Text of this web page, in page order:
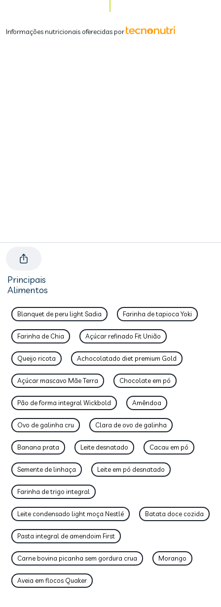
Informações nutricionais oferecidas por
Principais
Alimentos
Blanquet de peru light Sadia Farinha de tapioca Yoki
Farinha de Chia Açúcar refinado Fit União
Queijo ricota Achocolatado diet premium Gold
Açúcar mascavo Mãe Terra Chocolate em pó
Pão de forma integral Wickbold Amêndoa
Ovo de galinha cru Clara de ovo de galinha
Banana prata Leite desnatado Cacau em pó
Semente de linhaça Leite em pó desnatado
Farinha de trigo integral
Leite condensado light moça Nestlé Batata doce cozida
Pasta integral de amendoim First
Carne bovina picanha sem gordura crua Morango
Aveia em flocos Quaker